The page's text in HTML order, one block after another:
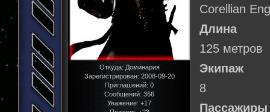
Откуда: Доминария
Зарегистрирован: 2008-09-20
Приглашений: 0
Сообщений: 366
Уважение: +17
Corellian
Длина
125 метров
Экипаж
8
Пассажиры